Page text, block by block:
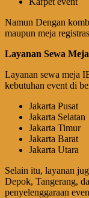
Namun Dengan
maupun meja
Layanan Sewa
Layanan sewa meja
kebutuhan event di
Jakarta Pusat
Jakarta Selatan
Jakarta Timur
Jakarta Barat
Jakarta Utara
Selain itu, layanan
Depok, Tangerang,
penyelenggaraan